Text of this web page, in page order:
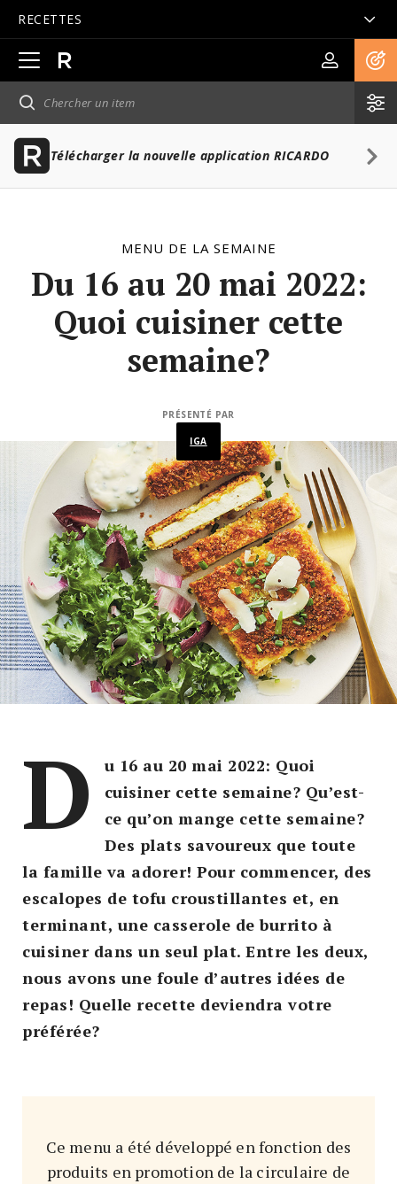
RECETTES
Ouvrir
la
navigation
principale
Télécharger la nouvelle application RICARDO
MENU DE LA SEMAINE
Du 16 au 20 mai 2022:
Quoi cuisiner cette
semaine?
PRÉSENTÉ PAR
IGA
D
u 16 au 20 mai 2022: Quoi
cuisiner cette semaine? Qu’est-
ce qu’on mange cette semaine?
Des plats savoureux que toute
la famille va adorer! Pour commencer, des
escalopes de tofu croustillantes et, en
terminant, une casserole de burrito à
cuisiner dans un seul plat. Entre les deux,
nous avons une foule d’autres idées de
repas! Quelle recette deviendra votre
préférée?
Ce menu a été développé en fonction des
produits en promotion de la circulaire de